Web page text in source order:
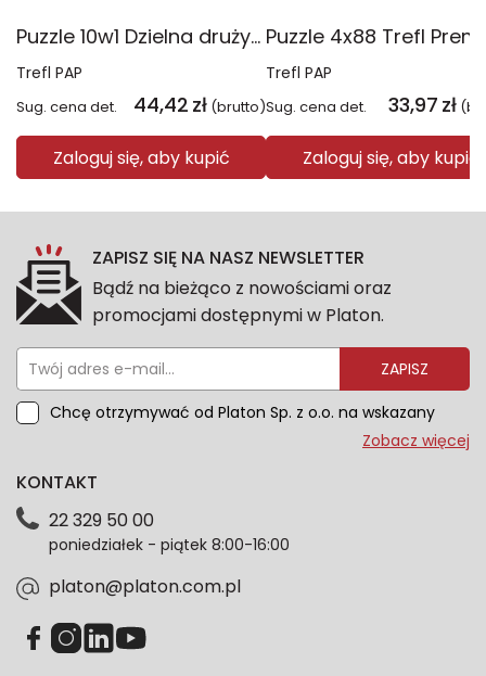
Puzzle 10w1 Dzielna drużyna Psiego Patrolu 96012
Trefl PAP
Sug. cena det. 44,42 zł (brutto)
Zaloguj się, aby kupić
Trefl PAP
Sug. cena det. 33,97 zł
Zaloguj się, aby kupić
ZAPISZ SIĘ NA NASZ NEWSLETTER
Bądź na bieżąco z nowościami oraz
promocjami dostępnymi w Platon.
ZAPISZ
Chcę otrzymywać od Platon Sp. z o.o. na wskazany
przeze mnie adres e-mail informacje marketingowe
dotyczące danych osobowych znajdziesz w naszej
każdym czasie. Wycofanie zgody nie wpłynie na
zgodność z prawem przetwarzania dokonanego przed
Zobacz więcej
KONTAKT
22 329 50 00
poniedziałek - piątek 8:00-16:00
platon@platon.com.pl